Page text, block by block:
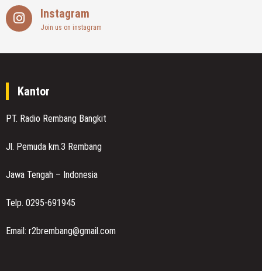
Instagram
Join us on instagram
Kantor
PT. Radio Rembang Bangkit
Jl. Pemuda km.3 Rembang
Jawa Tengah – Indonesia
Telp. 0295-691945
Email: r2brembang@gmail.com